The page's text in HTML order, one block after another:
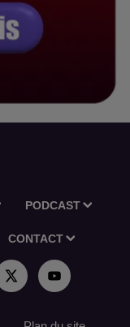
PODCAST
CONTACT